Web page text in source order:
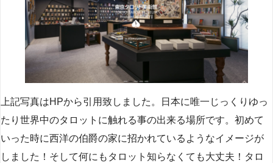
上記写真はHPから引用致しました。日本に唯一じっくりゆっ
たり世界中のタロットに触れる事の出来る場所です。初めて
いった時に西洋の伯爵の家に招かれているようなイメージが
しました！そして何にもタロット知らなくても大丈夫！タロ